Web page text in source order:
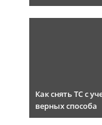
Как снять ТС с
верных способа